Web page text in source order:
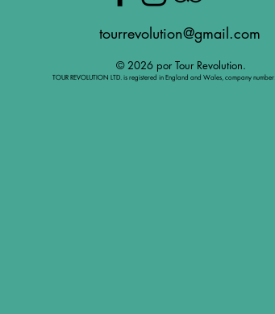
tourrevolution@gmail.com
© 2026 por Tour Revolution.
TOUR REVOLUTION LTD. is registered in England and Wales, company